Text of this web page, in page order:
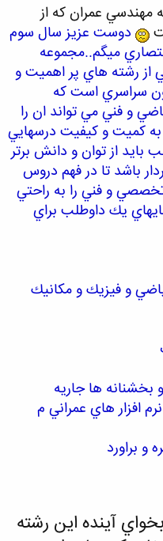
شود...
مهندسي عمران كه از
دوست عزيز سال سوم
ميگم..مجموعه
از رشته هاي پر اهميت و
سراسري استكه
و فني مي تواند ان را
كميت و كيفيت درسهايي
بايد از توان و دانش برتر
باشد تا در فهم دروس
و فني را به راحتي
يك داوطلب براي
كانيك
بخشنانه ها جاريه
افزار هاي عمراني م
و براورد
آينده اين رشته